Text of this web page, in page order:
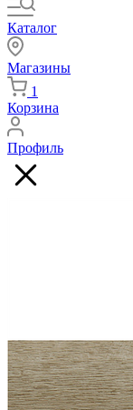
Каталог
Магазины
1
Корзина
Профиль